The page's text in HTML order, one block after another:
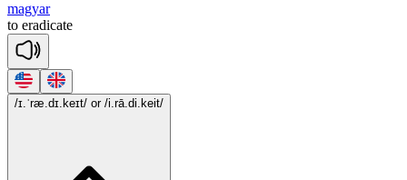
magyar
to eradicate
/ɪ.ˈræ.dɪ.keɪt/ or /i.rā.di.keit/